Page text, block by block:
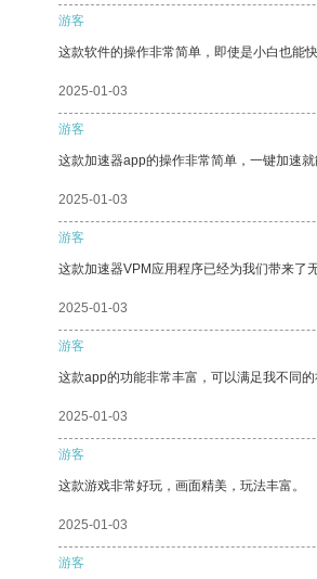
游客
这款软件的操作非常简单，即使是小白也能快
2025-01-03
游客
这款加速器app的操作非常简单，一键加速就
2025-01-03
游客
这款加速器VPM应用程序已经为我们带来了
2025-01-03
游客
这款app的功能非常丰富，可以满足我不同的
2025-01-03
游客
这款游戏非常好玩，画面精美，玩法丰富。
2025-01-03
游客